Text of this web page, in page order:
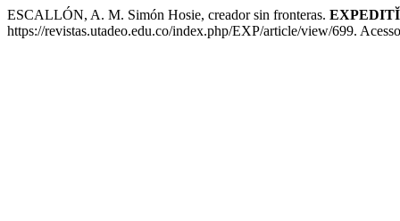
ESCALLÓN, A. M. Simón Hosie, creador sin fronteras.
https://revistas.utadeo.edu.co/index.php/EXP/article/view/699.